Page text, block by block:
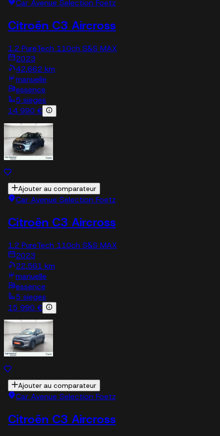
Car Avenue Selection Foetz
Citroën C3 Aircross
1.2 PureTech 110ch S&S MAX
2023
42,662 km
manuelle
essence
5 sieges
14 990 €
Ajouter au comparateur
Car Avenue Selection Foetz
Citroën C3 Aircross
1.2 PureTech 110ch S&S MAX
2023
22,561 km
manuelle
essence
5 sieges
15 990 €
Ajouter au comparateur
Car Avenue Selection Foetz
Citroën C3 Aircross